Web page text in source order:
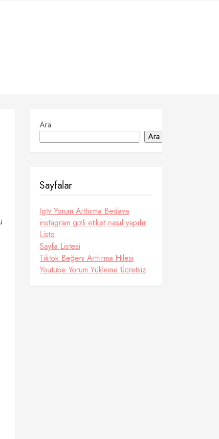
Ara
Ara
Sayfalar
Igtv Yorum Arttırma Bedava
instagram gizli etiket nasıl yapılır
Liste
Sayfa Listesi
Tiktok Beğeni Arttırma Hilesi
Youtube Yorum Yükleme Ücretsiz